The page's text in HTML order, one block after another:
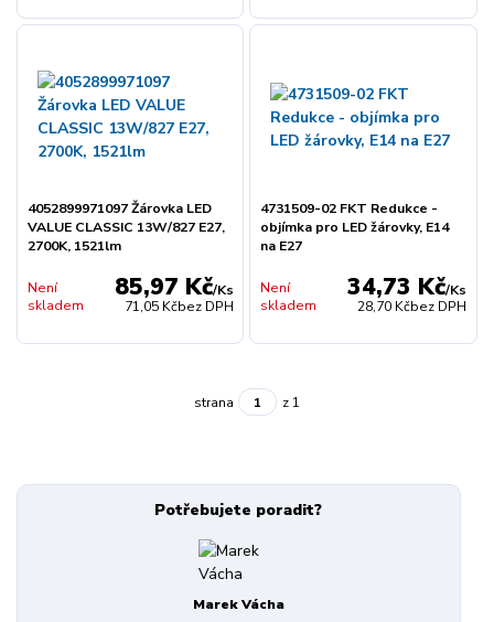
4052899971097 Žárovka LED
VALUE CLASSIC 13W/827 E27,
2700K, 1521lm
85,97 Kč/Ks
71,05 Kčbez DPH
Není
skladem
4731509-02 FKT Redukce -
objímka pro LED žárovky, E14
na E27
34,73 Kč/Ks
28,70 Kčbez DPH
Není
skladem
strana z 1
Potřebujete poradit?
Marek Vácha